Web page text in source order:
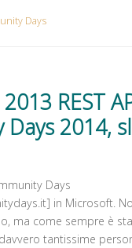
Days
REST
2014,
Days
in Microsoft.
ma come sempre è
tantissime